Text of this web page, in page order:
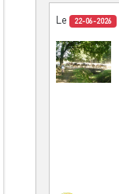
Le 22-06-2026